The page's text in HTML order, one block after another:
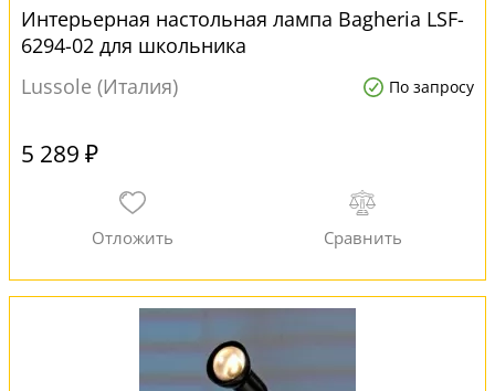
Интерьерная настольная лампа Bagheria LSF-
6294-02 для школьника
Lussole (Италия)
По запросу
5 289 ₽